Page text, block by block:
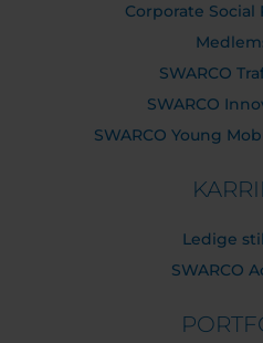
Corporate Social
SWARCO
SWARCO
SWARCO Young
Ledige
SWARCO